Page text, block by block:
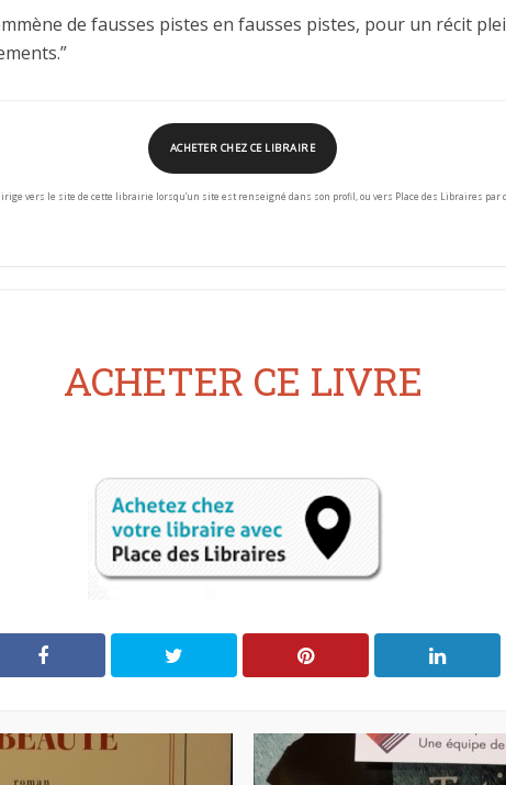
de fausses pistes en fausses pistes, pour un récit
ACHETER CHEZ CE LIBRAIRE
vers le site de cette librairie lorsqu’un site est renseigné dans son profil, ou vers Place des Libraires par
ACHETER CE LIVRE